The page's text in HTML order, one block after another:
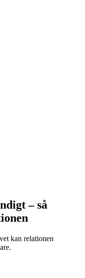
– så
kan relationen